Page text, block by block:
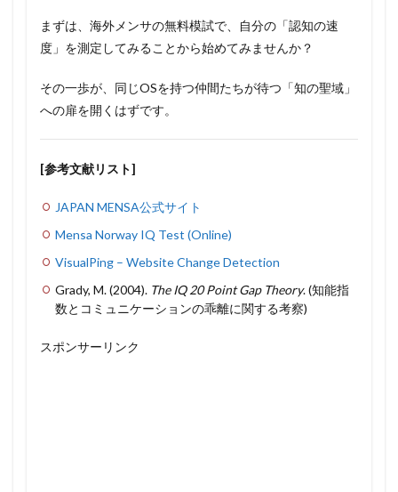
まずは、海外メンサの無料模試で、自分の「認知の速
度」を測定してみることから始めてみませんか？
その一歩が、同じOSを持つ仲間たちが待つ「知の聖域」
への扉を開くはずです。
[参考文献リスト]
JAPAN MENSA公式サイト
Mensa Norway IQ Test (Online)
VisualPing – Website Change Detection
Grady, M. (2004). The IQ 20 Point Gap Theory. (知能指
数とコミュニケーションの乖離に関する考察)
スポンサーリンク